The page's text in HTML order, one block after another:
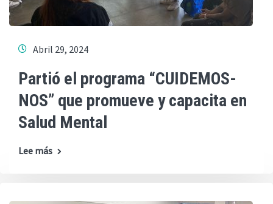
Abril 29, 2024
Partió el programa “CUIDEMOS-
NOS” que promueve y capacita en
Salud Mental
Lee más